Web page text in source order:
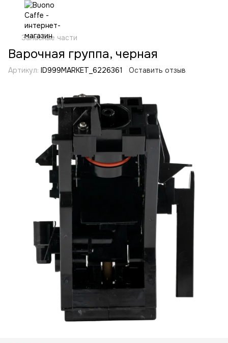
Запасные части
Варочная группа, черная
Артикул: ID999MARKET_6226361 Оставить отзыв